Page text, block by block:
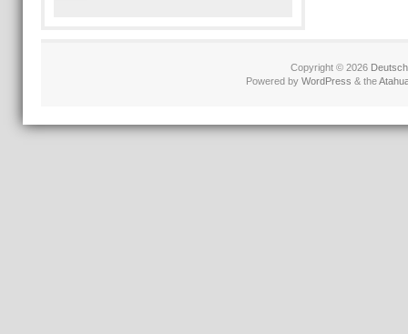
Copyright © 2026
Powered by WordPress & the